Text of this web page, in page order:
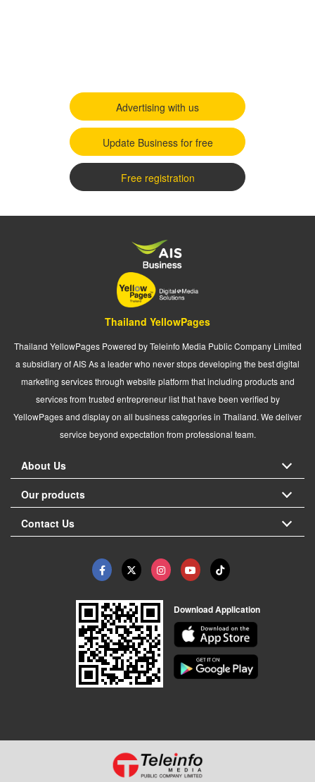
Advertising with us
Update Business for free
Free registration
Thailand YellowPages
Thailand YellowPages Powered by Teleinfo Media Public Company Limited
a subsidiary of AIS As a leader who never stops developing the best digital
marketing services through website platform that including products and
services from trusted entrepreneur list that have been verified by
YellowPages and display on all business categories in Thailand. We deliver
service beyond expectation from professional team.
About Us
Our products
Contact Us
Download Application